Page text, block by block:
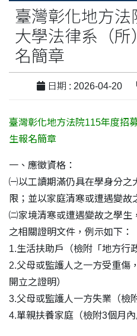
臺灣彰化地方
大學法律系（所
名簡章
日期 : 2026-04-20
臺灣彰化地方法院115年度招
生報名簡章
一、應徵資格：
㈠以工讀期滿仍具在學身分之
限；並以家庭清寒或遭遇變故
㈡家境清寒或遭遇變故之學生
之相關證明文件，例示如下：
1.生活扶助戶（檢附「地方行
2.父母或監護人之一方受重傷
開立之證明）
3.父母或監護人一方失業（檢
4.單親扶養家庭（檢附3個月內